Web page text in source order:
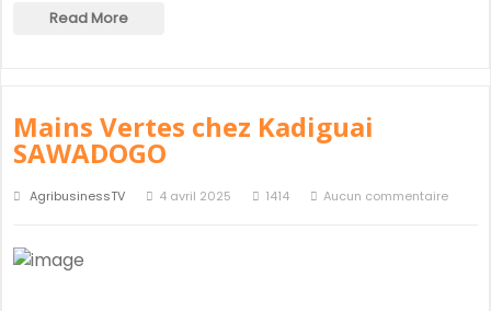
Read More
Mains Vertes chez Kadiguai
SAWADOGO
AgribusinessTV 4 avril 2025 1414 Aucun commentaire